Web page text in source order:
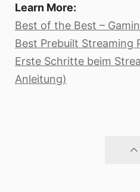
Learn More:
Best of the Best –
Best Prebuilt Streaming
Erste Schritte beim
Anleitung)